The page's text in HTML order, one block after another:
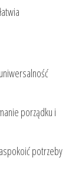
porządku i
potrzeby